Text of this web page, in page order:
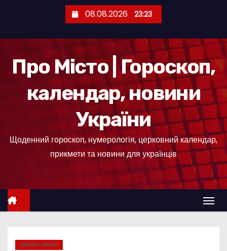
е
08.08.2026 23:23
Про Місто | Гороскоп,
календар, новини
України
Щоденний гороскоп, нумерологія, церковний календар,
прикмети та новини для українців
ЦІКАВО ЗНАТИ